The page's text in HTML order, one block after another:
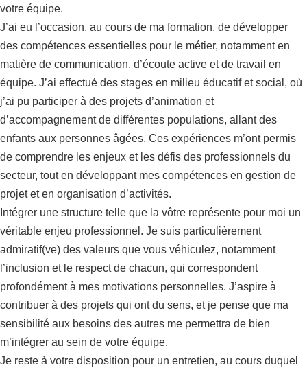
votre équipe.
J’ai eu l’occasion, au cours de ma formation, de développer
des compétences essentielles pour le métier, notamment en
matière de communication, d’écoute active et de travail en
équipe. J’ai effectué des stages en milieu éducatif et social, où
j’ai pu participer à des projets d’animation et
d’accompagnement de différentes populations, allant des
enfants aux personnes âgées. Ces expériences m’ont permis
de comprendre les enjeux et les défis des professionnels du
secteur, tout en développant mes compétences en gestion de
projet et en organisation d’activités.
Intégrer une structure telle que la vôtre représente pour moi un
véritable enjeu professionnel. Je suis particulièrement
admiratif(ve) des valeurs que vous véhiculez, notamment
l’inclusion et le respect de chacun, qui correspondent
profondément à mes motivations personnelles. J’aspire à
contribuer à des projets qui ont du sens, et je pense que ma
sensibilité aux besoins des autres me permettra de bien
m’intégrer au sein de votre équipe.
Je reste à votre disposition pour un entretien, au cours duquel